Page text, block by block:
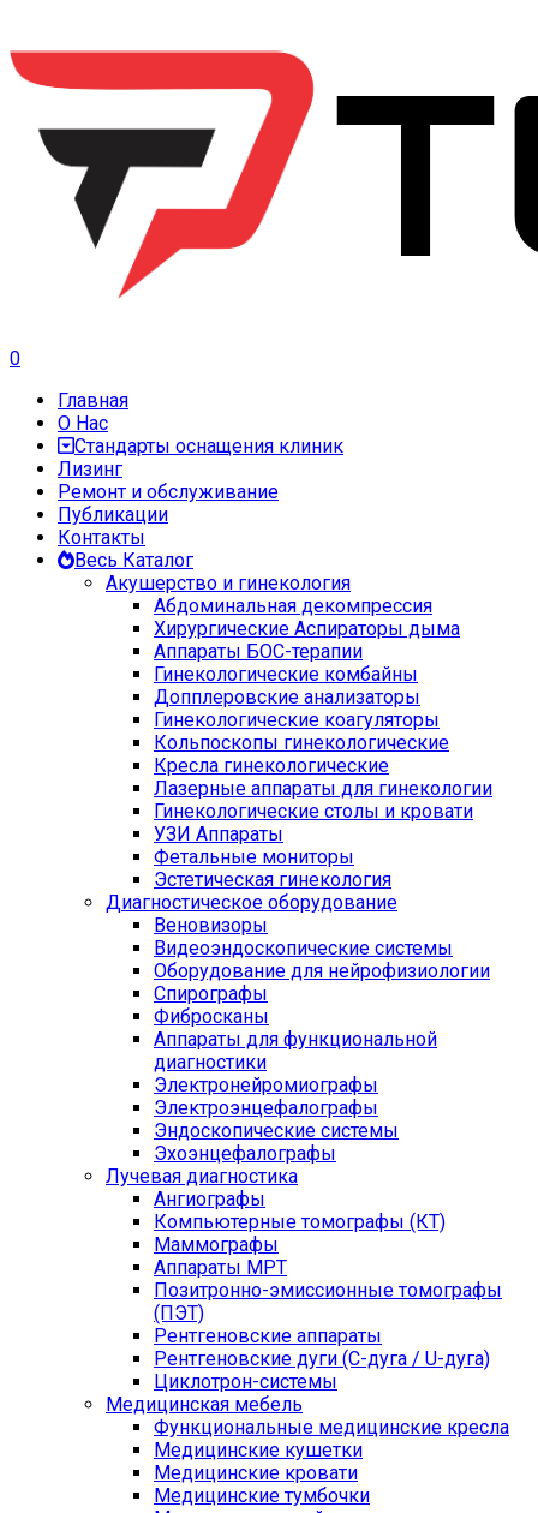
0
Главная
О Нас
Стандарты оснащения клиник
Лизинг
Ремонт и обслуживание
Публикации
Контакты
Весь Каталог
Акушерство и гинекология
Абдоминальная декомпрессия
Хирургические Аспираторы дыма
Аппараты БОС-терапии
Гинекологические комбайны
Допплеровские анализаторы
Гинекологические коагуляторы
Кольпоскопы гинекологические
Кресла гинекологические
Лазерные аппараты для гинекологии
Гинекологические столы и кровати
УЗИ Аппараты
Фетальные мониторы
Эстетическая гинекология
Диагностическое оборудование
Веновизоры
Видеоэндоскопические системы
Оборудование для нейрофизиологии
Спирографы
Фибросканы
Аппараты для функциональной
диагностики
Электронейромиографы
Электроэнцефалографы
Эндоскопические системы
Эхоэнцефалографы
Лучевая диагностика
Ангиографы
Компьютерные томографы (КТ)
Маммографы
Аппараты МРТ
Позитронно-эмиссионные томографы
(ПЭТ)
Рентгеновские аппараты
Рентгеновские дуги (С-дуга / U-дуга)
Циклотрон-системы
Медицинская мебель
Функциональные медицинские кресла
Медицинские кушетки
Медицинские кровати
Медицинские тумбочки